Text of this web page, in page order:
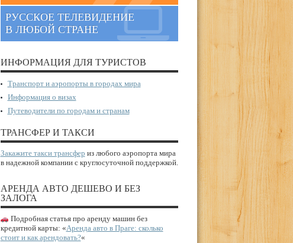
РУССКОЕ ТЕЛЕВИДЕНИЕ
В ЛЮБОЙ СТРАНЕ
ИНФОРМАЦИЯ ДЛЯ ТУРИСТОВ
Транспорт и аэропорты в городах мира
Информация о визах
Путеводители по городам и странам
ТРАНСФЕР И ТАКСИ
Закажите такси трансфер из любого аэропорта мира
в надежной компании с круглосуточной поддержкой.
АРЕНДА АВТО ДЕШЕВО И БЕЗ
ЗАЛОГА
Подробная статья про аренду машин без
кредитной карты: «Аренда авто в Праге: сколько
стоит и как арендовать?«